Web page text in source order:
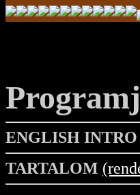
ENGLISH INTRO
TARTALOM